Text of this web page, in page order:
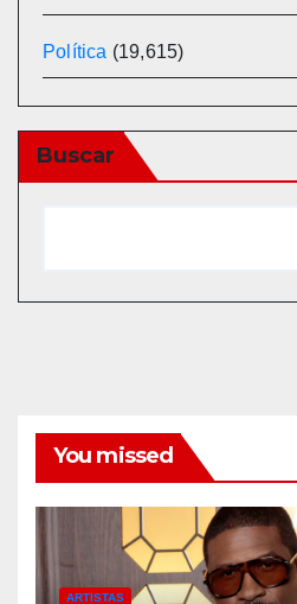
Política (19,615)
Buscar
You missed
ARTISTAS